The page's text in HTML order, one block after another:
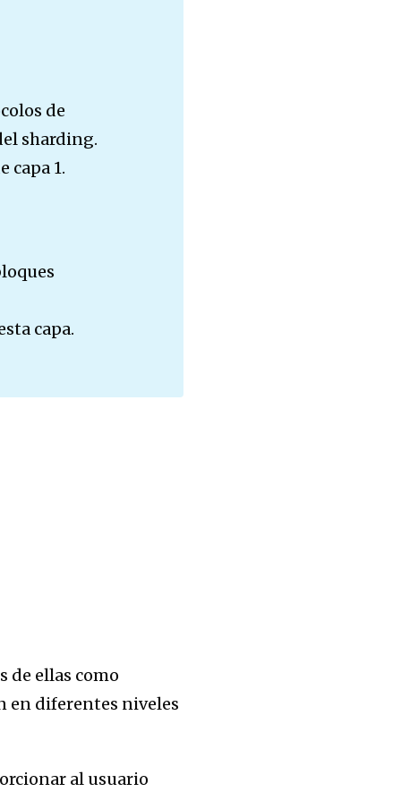
de
sharding.
capa 1.
capa.
de ellas como
en diferentes niveles
al usuario